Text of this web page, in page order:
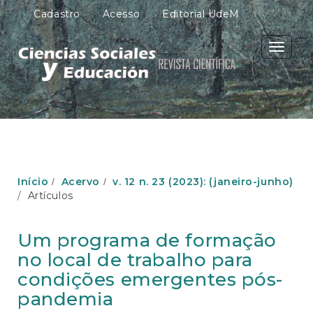
N
a
v
e
g
a
ç
ã
o
c
l
C
n
t
Cadastro Acesso Editorial UdeM
Toggle
Início Acervo
v. 12 n. 23 (2023): (janeiro-junho)
Artículos
Um programa de formação
no local de trabalho para
condições emergentes pós-
pandemia